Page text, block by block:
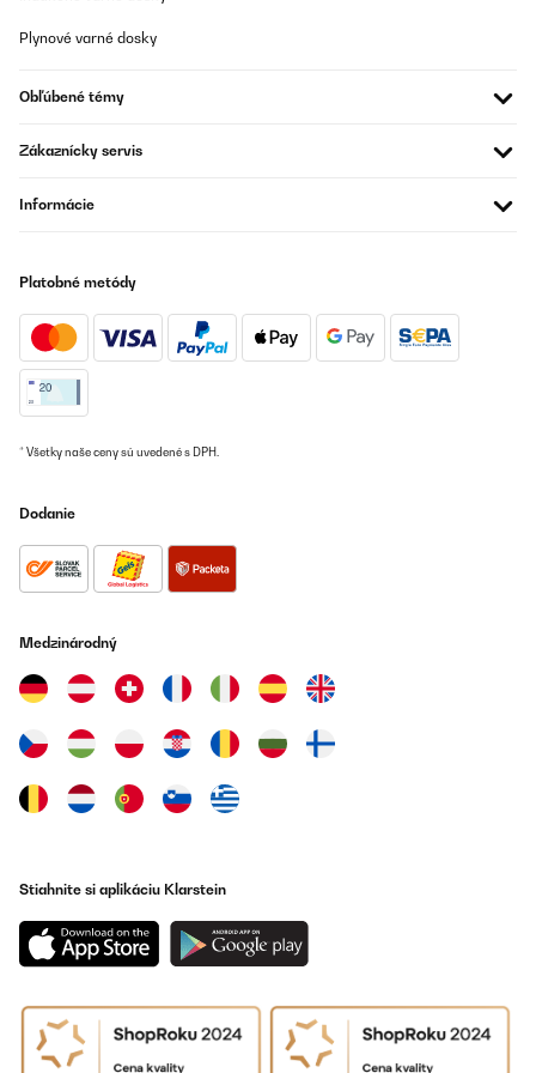
Paket sehr gut verpackt und somit unbeschädigt bei mir
sehr gut, nur beiliegende CO 2 Patronen gingen nur sehr schwer
anzustechen. Sonst alles perfekt , auch Reinigung sehr einfach.
Ich würde die Zapfanlage weiterempfehlen
Amazon-Benutzer
Funziona alla grande
Amazon-Benutzer
Preložiť
Das Gerät entspricht meinen Erwartungen, Leider lassen sich die
co2 Patronen ohne Gewinde nur schwer eindrehen. Also besser
Amazon-Benutzer
Preložiť
_______________________________
===============================
RISPOSTA
Gentile cliente,
Grazie mille per aver dedicato del tempo a condividere la sua
opinione. Siamo lieti di sapere che è soddisfatto del nostro
Plynové varné dosky
Obľúbené témy
Zákaznícky servis
Informácie
Platobné metódy
* Všetky naše ceny sú uvedené s DPH.
Dodanie
Medzinárodný
Stiahnite si aplikáciu Klarstein